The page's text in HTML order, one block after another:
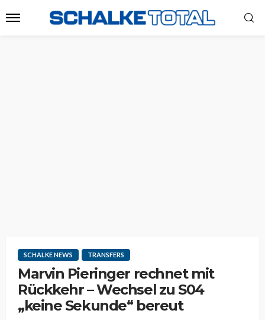
SCHALKE NEWS TRANSFERS
Marvin Pieringer rechnet mit
Rückkehr – Wechsel zu S04
„keine Sekunde“ bereut